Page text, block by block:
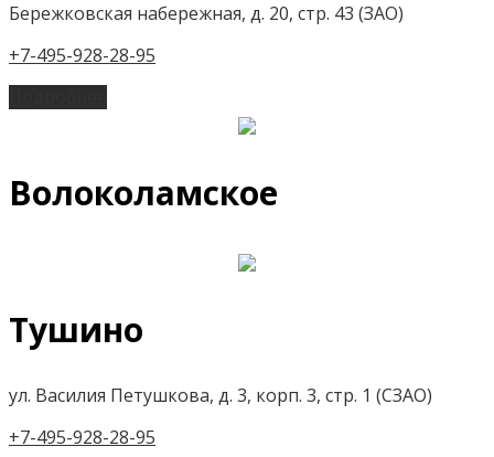
Бережковская набережная, д. 20, стр. 43 (ЗАО)
+7-495-928-28-95
Волоколамское
Тушино
ул. Василия Петушкова, д. 3, корп. 3, стр. 1 (СЗАО)
+7-495-928-28-95